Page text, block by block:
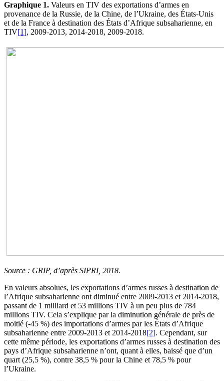
Graphique 1. Valeurs en TIV des exportations d’armes en
provenance de la Russie, de la Chine, de l’Ukraine, des États-Unis
et de la France à destination des États d’Afrique subsaharienne, en
TIV[1], 2009-2013, 2014-2018, 2009-2018.
Source : GRIP, d’après SIPRI, 2018.
En valeurs absolues, les exportations d’armes russes à destination de
l’Afrique subsaharienne ont diminué entre 2009-2013 et 2014-2018,
passant de 1 milliard et 53 millions TIV à un peu plus de 784
millions TIV. Cela s’explique par la diminution générale de près de
moitié (-45 %) des importations d’armes par les États d’Afrique
subsaharienne entre 2009-2013 et 2014-2018[2]. Cependant, sur
cette même période, les exportations d’armes russes à destination des
pays d’Afrique subsaharienne n’ont, quant à elles, baissé que d’un
quart (25,5 %), contre 38,5 % pour la Chine et 78,5 % pour
l’Ukraine.